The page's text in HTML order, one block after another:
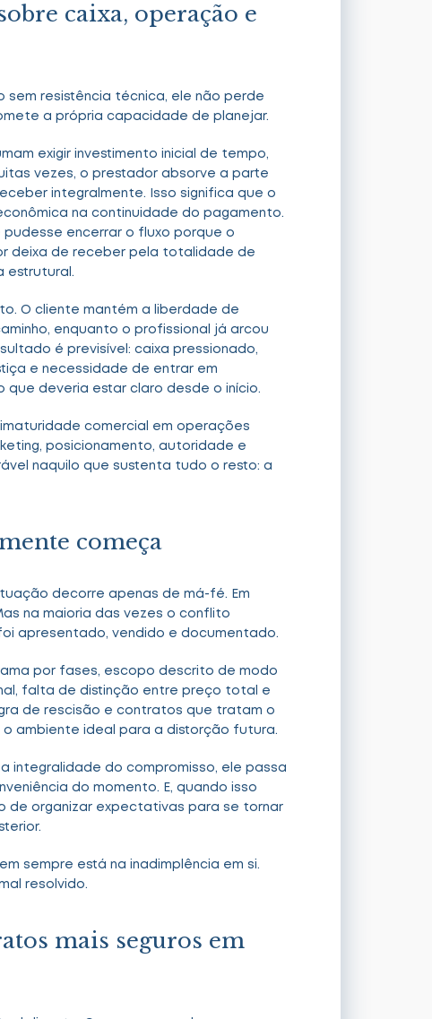
caixa, operação e
resistência técnica, ele não perde
a própria capacidade de planejar.
exigir investimento inicial de tempo,
vezes, o prestador absorve a parte
integralmente. Isso significa que o
na continuidade do pagamento.
encerrar o fluxo porque o
deixa de receber pela totalidade de
estrutural.
O cliente mantém a liberdade de
enquanto o profissional já arcou
é previsível: caixa pressionado,
e necessidade de entrar em
deveria estar claro desde o início.
comercial em operações
posicionamento, autoridade e
naquilo que sustenta tudo o resto: a
começa
decorre apenas de má-fé. Em
na maioria das vezes o conflito
apresentado, vendido e documentado.
por fases, escopo descrito de modo
falta de distinção entre preço total e
de rescisão e contratos que tratam o
ambiente ideal para a distorção futura.
integralidade do compromisso, ele passa
do momento. E, quando isso
de organizar expectativas para se tornar
sempre está na inadimplência em si.
resolvido.
mais seguros em